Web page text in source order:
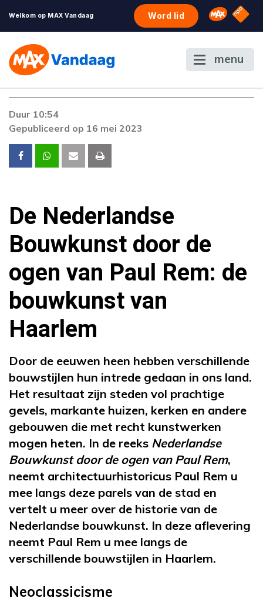
Welkom op MAX Vandaag Word lid Omroep
NPO
menu
Duur 10:54
Gepubliceerd op 16 mei 2023
De Nederlandse
Bouwkunst door de
ogen van Paul Rem: de
bouwkunst van
Haarlem
Door de eeuwen heen hebben verschillende
bouwstijlen hun intrede gedaan in ons land.
Het resultaat zijn steden vol prachtige
gevels, markante huizen, kerken en andere
gebouwen die met recht kunstwerken
mogen heten. In de reeks Nederlandse
Bouwkunst door de ogen van Paul Rem,
neemt architectuurhistoricus Paul Rem u
mee langs deze parels van de stad en
vertelt u meer over de historie van de
Nederlandse bouwkunst. In deze aflevering
neemt Paul Rem u mee langs de
verschillende bouwstijlen in Haarlem.
Neoclassicisme